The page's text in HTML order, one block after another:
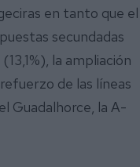
en tanto que el
secundadas
la ampliación
de las líneas
Guadalhorce, la A-